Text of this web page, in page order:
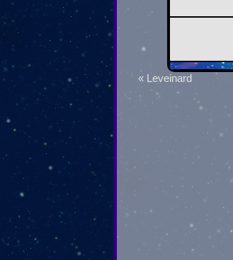
« Leveinard